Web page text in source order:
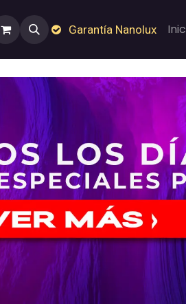
Sobre Nosotros Empleos
Garantía Nanolux